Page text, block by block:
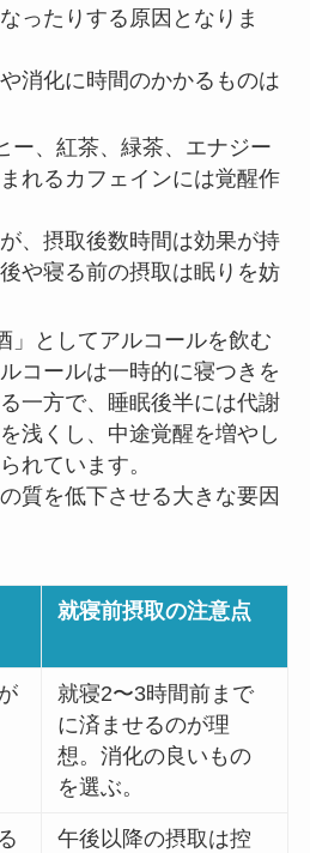
ったりする原因となりま
消化に時間のかかるものは
ー、紅茶、緑茶、エナジー
れるカフェインには覚醒作
、摂取後数時間は効果が持
や寝る前の摂取は眠りを妨
」としてアルコールを飲む
コールは一時的に寝つきを
一方で、睡眠後半には代謝
浅くし、中途覚醒を増やし
れています。
質を低下させる大きな要因
就寝前摂取の注意点
就寝2〜3時間前まで
に済ませるのが理
想。消化の良いもの
を選ぶ。
午後以降の摂取は控